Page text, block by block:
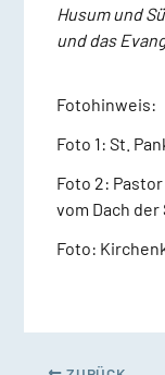
Husum und
und das
Fotohinweis:
Foto 1: St.
Foto 2:
vom Dach der
Foto: